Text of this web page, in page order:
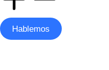
Hablemos